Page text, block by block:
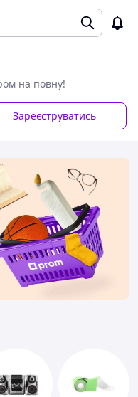
на повну!
Зареєструватись